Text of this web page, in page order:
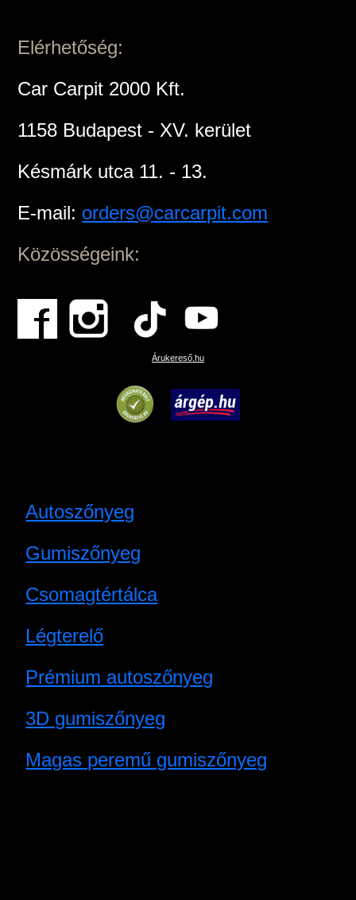
Elérhetőség:
Car Carpit 2000 Kft.
1158 Budapest - XV. kerület
Késmárk utca 11. - 13.
E-mail: orders@carcarpit.com
Közösségeink:
Árukereső.hu
Autoszőnyeg
Gumiszőnyeg
Csomagtértálca
Légterelő
Prémium autoszőnyeg
3D gumiszőnyeg
Magas peremű gumiszőnyeg